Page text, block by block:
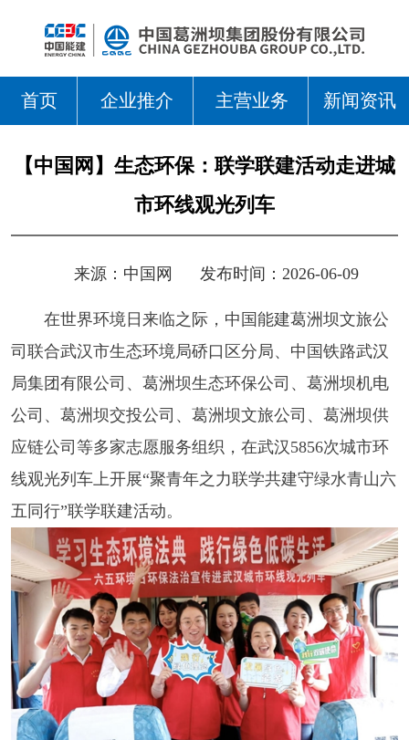
首页 企业推介 主营业务 新闻资讯
【中国网】生态环保：联学联建活动走进城
市环线观光列车
来源： 中国网 发布时间：2026-06-09
在世界环境日来临之际，中国能建葛洲坝文旅公
司联合武汉市生态环境局硚口区分局、中国铁路武汉
局集团有限公司、葛洲坝生态环保公司、葛洲坝机电
公司、葛洲坝交投公司、葛洲坝文旅公司、葛洲坝供
应链公司等多家志愿服务组织，在武汉5856次城市环
线观光列车上开展“聚青年之力联学共建守绿水青山六
五同行”联学联建活动。